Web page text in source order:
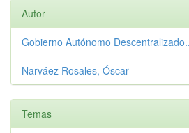
Autor
Gobierno Autónomo
Narváez Rosales, Óscar
Temas